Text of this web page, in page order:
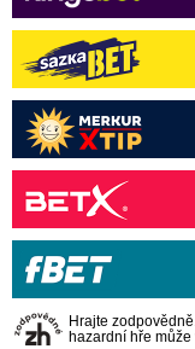
Hrajte
hazardní hře